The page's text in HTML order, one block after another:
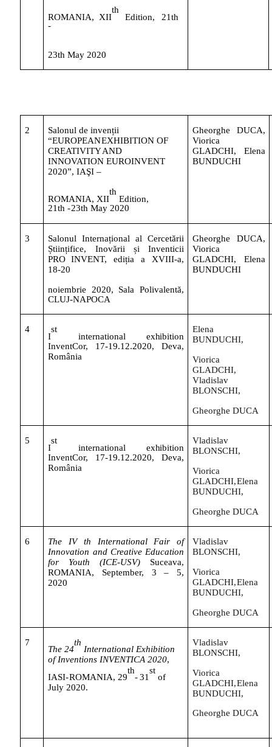
ROMANIA, XII
th
Edition,
21th
-
23th May 2020
2
Salonul de invenții
“EUROPEANEXHIBITION OF
CREATIVITYAND
INNOVATION EUROINVENT
2020”, IAŞI –
ROMANIA, XII
th
Edition,
21th -23th May 2020
Gheorghe
DUCA,
Viorica
GLADCHI,
Elena
BUNDUCHI
3 Salonul Internațional al
Cercetării
Științifice, Inovării și Inventicii
PRO INVENT, ediția a
XVIII-a,
18-20
noiembrie 2020, Sala
Polivalentă,
CLUJ-NAPOCA
Gheorghe
DUCA,
Viorica
GLADCHI,
Elena
BUNDUCHI
4
I
st
international
exhibition
InventCor,
17-19.12.2020,
Deva,
România
Elena
BUNDUCHI,
Viorica
GLADCHI,
Vladislav
BLONSCHI,
Gheorghe DUCA
5
I
st
international
exhibition
InventCor,
17-19.12.2020,
Deva,
România
Vladislav
BLONSCHI,
Viorica
GLADCHI,Elena
BUNDUCHI,
Gheorghe DUCA
6 The IV th International Fair
of
Innovation and Creative Education
for
Youth (ICE-USV)
Suceava,
ROMANIA,
September, 3 –
5,
2020
Vladislav
BLONSCHI,
Viorica
GLADCHI,Elena
BUNDUCHI,
Gheorghe DUCA
7
The 24
th
International Exhibition
of Inventions INVENTICA 2020,
IASI-ROMANIA, 29
th
- 31
st
of
July 2020.
Vladislav
BLONSCHI,
Viorica
GLADCHI,Elena
BUNDUCHI,
Gheorghe DUCA